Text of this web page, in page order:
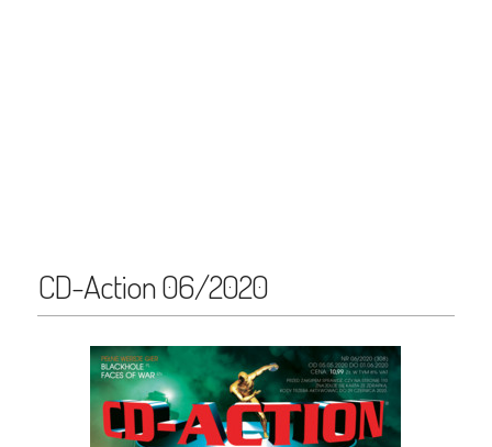
CD-Action 06/2020